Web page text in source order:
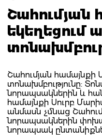
Շահումյան
եկեղեցում
Շահումյան համայնքի
տոնախմբությունը:
նորապսակներին և
համայնքի Սուրբ
անմասն չմնաց
նորապսակներին
նորապսակ